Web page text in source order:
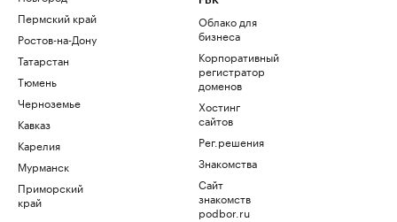
Пермский край
Ростов-на-Дону
Татарстан
Тюмень
Черноземье
Кавказ
Карелия
Мурманск
Приморский
край
Облако для
бизнеса
Корпоративный
регистратор
доменов
Хостинг
сайтов
Рег.решения
Знакомства
Сайт
знакомств
podbor.ru